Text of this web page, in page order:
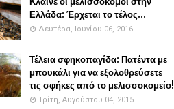
Ελλάδα: Έρχεται το τέλος...
Δευτέρα, Ιουνίου 06, 2016
Τέλεια σφηκοπαγίδα: Πατέντα με
μπουκάλι για να εξολοθρεύσετε
τις σφήκες από το μελισσοκομείο!
Τρίτη, Αυγούστου 04, 2015